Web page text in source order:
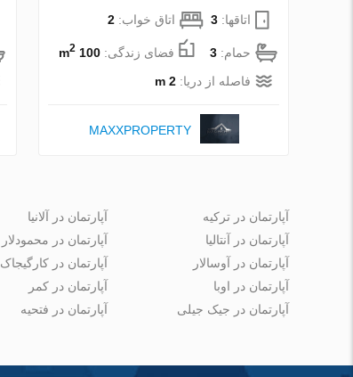
اتاقها: 3 اتاق خواب: 2
حمام: 3 فضای زندگی: 100 m
2
فاصله از دریا: 2 m
MAXXPROPERTY
آپارتمان در ترکیه
آپارتمان در آنتالیا
آپارتمان در آوسالار
آپارتمان در اوبا
آپارتمان در جیک جیلی
آپارتمان در آلانیا
آپارتمان در محمودلار
آپارتمان در کارگیجاک
آپارتمان در کمر
آپارتمان در فتحیه